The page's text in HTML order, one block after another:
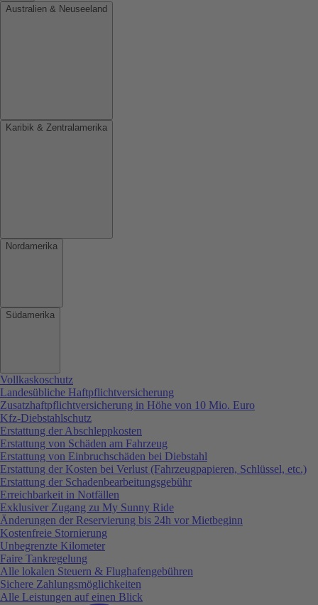
Australien & Neuseeland
Karibik & Zentralamerika
Nordamerika
Südamerika
Vollkaskoschutz
Landesübliche Haftpflichtversicherung
Zusatzhaftpflichtversicherung in Höhe von 10 Mio. Euro
Kfz-Diebstahlschutz
Erstattung der Abschleppkosten
Erstattung von Schäden am Fahrzeug
Erstattung von Einbruchschäden bei Diebstahl
Erstattung der Kosten bei Verlust (Fahrzeugpapieren, Schlüssel, etc.)
Erstattung der Schadenbearbeitungsgebühr
Erreichbarkeit in Notfällen
Exklusiver Zugang zu My Sunny Ride
Änderungen der Reservierung bis 24h vor Mietbeginn
Kostenfreie Stornierung
Unbegrenzte Kilometer
Faire Tankregelung
Alle lokalen Steuern & Flughafengebühren
Sichere Zahlungsmöglichkeiten
Alle Leistungen auf einen Blick